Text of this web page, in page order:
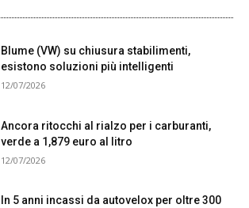
Blume (VW) su chiusura stabilimenti,
esistono soluzioni più intelligenti
12/07/2026
Ancora ritocchi al rialzo per i carburanti,
verde a 1,879 euro al litro
12/07/2026
In 5 anni incassi da autovelox per oltre 300